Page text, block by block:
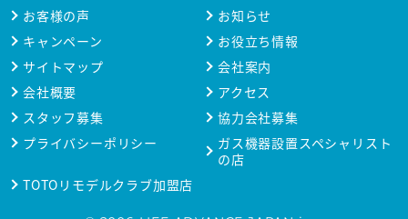
お客様の声
お知らせ
キャンペーン
お役立ち情報
サイトマップ
会社案内
会社概要
アクセス
スタッフ募集
協力会社募集
プライバシーポリシー
ガス機器設置スペシャリスト
の店
TOTOリモデルクラブ加盟店